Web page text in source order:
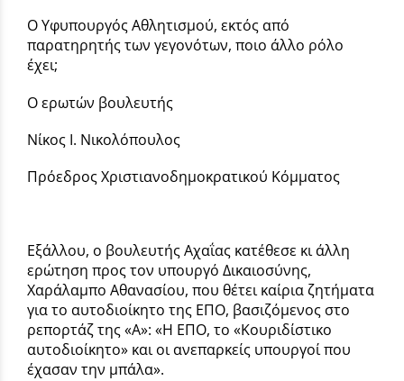
Ο Υφυπουργός Αθλητισμού, εκτός από
παρατηρητής των γεγονότων, ποιο άλλο ρόλο
έχει;
Ο ερωτών βουλευτής
Νίκος Ι. Νικολόπουλος
Πρόεδρος Χριστιανοδημοκρατικού Κόμματος
Εξάλλου, ο βουλευτής Αχαΐας κατέθεσε κι άλλη
ερώτηση προς τον υπουργό Δικαιοσύνης,
Χαράλαμπο Αθανασίου, που θέτει καίρια ζητήματα
για το αυτοδιοίκητο της ΕΠΟ, βασιζόμενος στο
ρεπορτάζ της «Α»: «Η ΕΠΟ, το «Κουριδίστικο
αυτοδιοίκητο» και οι ανεπαρκείς υπουργοί που
έχασαν την μπάλα».